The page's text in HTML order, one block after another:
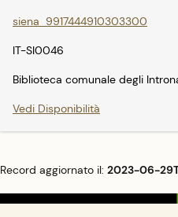
siena_9917444910303300
IT-SI0046
Biblioteca comunale degli
Vedi Disponibilità
Record aggiornato il: 2023-06-